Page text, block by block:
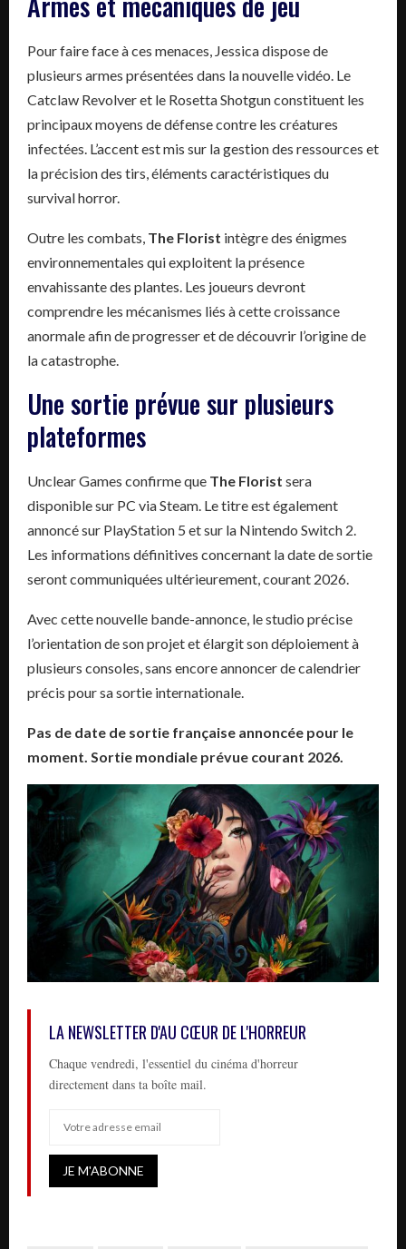
Pour faire face à ces menaces, Jessica dispose de
plusieurs armes présentées dans la nouvelle vidéo. Le
Catclaw Revolver et le Rosetta Shotgun constituent les
principaux moyens de défense contre les créatures
infectées. L’accent est mis sur la gestion des ressources et
la précision des tirs, éléments caractéristiques du
survival horror.
Outre les combats, The Florist intègre des énigmes
environnementales qui exploitent la présence
envahissante des plantes. Les joueurs devront
comprendre les mécanismes liés à cette croissance
anormale afin de progresser et de découvrir l’origine de
la catastrophe.
Une sortie prévue sur plusieurs
plateformes
Unclear Games confirme que The Florist sera
disponible sur PC via Steam. Le titre est également
annoncé sur PlayStation 5 et sur la Nintendo Switch 2.
Les informations définitives concernant la date de sortie
seront communiquées ultérieurement, courant 2026.
Avec cette nouvelle bande-annonce, le studio précise
l’orientation de son projet et élargit son déploiement à
plusieurs consoles, sans encore annoncer de calendrier
précis pour sa sortie internationale.
Pas de date de sortie française annoncée pour le
moment. Sortie mondiale prévue courant 2026.
LA NEWSLETTER D'AU CŒUR DE L'HORREUR
Chaque vendredi, l'essentiel du cinéma d'horreur
directement dans ta boîte mail.